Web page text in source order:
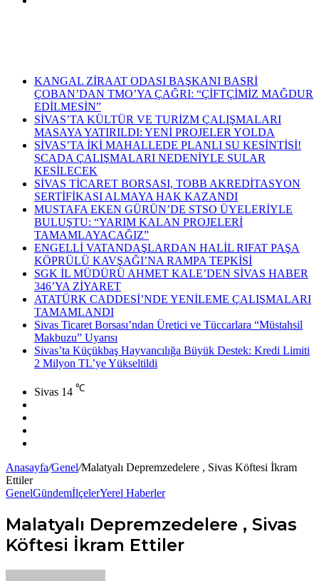
yap
...
KANGAL ZİRAAT ODASI BAŞKANI BASRİ
ÇOBAN’DAN TMO’YA ÇAĞRI: “ÇİFTÇİMİZ MAĞDUR
EDİLMESİN”
SİVAS’TA KÜLTÜR VE TURİZM ÇALIŞMALARI
MASAYA YATIRILDI: YENİ PROJELER YOLDA
SİVAS’TA İKİ MAHALLEDE PLANLI SU KESİNTİSİ!
SCADA ÇALIŞMALARI NEDENİYLE SULAR
KESİLECEK
SİVAS TİCARET BORSASI, TOBB AKREDİTASYON
SERTİFİKASI ALMAYA HAK KAZANDI
MUSTAFA EKEN GÜRÜN’DE STSO ÜYELERİYLE
BULUŞTU: “YARIM KALAN PROJELERİ
TAMAMLAYACAĞIZ”
ENGELLİ VATANDAŞLARDAN HALİL RIFAT PAŞA
KÖPRÜLÜ KAVŞAĞI’NA RAMPA TEPKİSİ
SGK İL MÜDÜRÜ AHMET KALE’DEN SİVAS HABER
346’YA ZİYARET
ATATÜRK CADDESİ’NDE YENİLEME ÇALIŞMALARI
TAMAMLANDI
Sivas Ticaret Borsası’ndan Üretici ve Tüccarlara “Müstahsil
Makbuzu” Uyarısı
Sivas’ta Küçükbaş Hayvancılığa Büyük Destek: Kredi Limiti
2 Milyon TL’ye Yükseltildi
Sivas 14 ℃
Anasayfa/Genel/Malatyalı Depremzedelere , Sivas Köftesi İkram
Ettiler
GenelGündemİlçelerYerel Haberler
Malatyalı Depremzedelere , Sivas
Köftesi İkram Ettiler